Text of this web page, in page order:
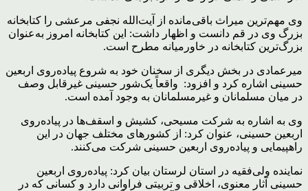
وی مهم‌ترین میراث باقی‌مانده از آیت‌الله نجفی مرعشی را کتابخانه
بزرگ وی در قم دانست و اظهار داشت: این کتابخانه امروز به‌عنوان
بزرگ‌ترین کتابخانه در خاورمیانه مطرح است.
میرعمادی در بخش دیگری از سخنان خود به شروع پیاده‌روی اربعین
حسینی اشاره کرد و افزود: واقعاً یک‌شور حسینی غیرقابل وصف
در میان مسلمانان و غیرمسلمانان به وجود آمده است.
وی به اشاره به شرکت مسیحی، کشیش و اسقف‌ها در پیاده‌روی
اربعین حسینی، عنوان کرد: از کشورهای مختلف جهان در این
راهپیمایی و پیاده‌روی اربعین حسینی شرکت می‌کنند.
نماینده ولی‌فقیه در استان لرستان بیان کرد: پیاده‌روی اربعین
حسینی آثار معنوی، اخلاقی و تربیتی فراوانی دارد و کسانی که در